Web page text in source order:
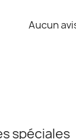
Aucun
spéciales